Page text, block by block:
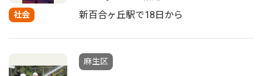
社会 新百合ヶ丘駅で18日から
麻生区